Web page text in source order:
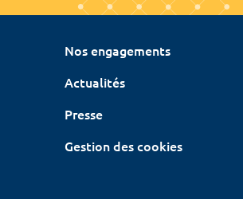
Nos engagements
Actualités
Presse
Gestion des cookies